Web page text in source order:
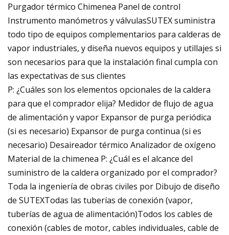
Purgador térmico Chimenea Panel de control
Instrumento manómetros y válvulasSUTEX suministra
todo tipo de equipos complementarios para calderas de
vapor industriales, y diseña nuevos equipos y utillajes si
son necesarios para que la instalación final cumpla con
las expectativas de sus clientes
P: ¿Cuáles son los elementos opcionales de la caldera
para que el comprador elija? Medidor de flujo de agua
de alimentación y vapor Expansor de purga periódica
(si es necesario) Expansor de purga continua (si es
necesario) Desaireador térmico Analizador de oxígeno
Material de la chimenea P: ¿Cuál es el alcance del
suministro de la caldera organizado por el comprador?
Toda la ingeniería de obras civiles por Dibujo de diseño
de SUTEXTodas las tuberías de conexión (vapor,
tuberías de agua de alimentación)Todos los cables de
conexión (cables de motor, cables individuales, cable de